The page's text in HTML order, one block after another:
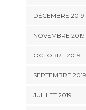
DÉCEMBRE 2019
NOVEMBRE 2019
OCTOBRE 2019
SEPTEMBRE 2019
JUILLET 2019